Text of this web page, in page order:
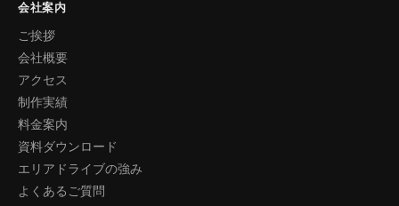
会社案内
ご挨拶
会社概要
アクセス
制作実績
料金案内
資料ダウンロード
エリアドライブの強み
よくあるご質問